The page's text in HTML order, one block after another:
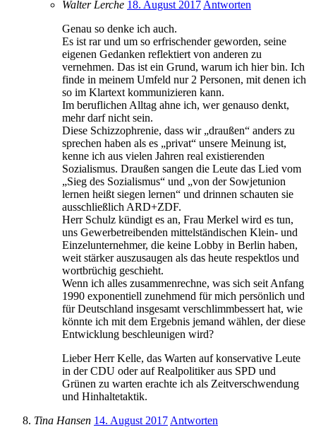
Walter Lerche 18. August 2017 Antworten
Genau so denke ich auch.
Es ist rar und um so erfrischender geworden, seine
eigenen Gedanken reflektiert von anderen zu
vernehmen. Das ist ein Grund, warum ich hier bin. Ich
finde in meinem Umfeld nur 2 Personen, mit denen ich
so im Klartext kommunizieren kann.
Im beruflichen Alltag ahne ich, wer genauso denkt,
mehr darf nicht sein.
Diese Schizzophrenie, dass wir „draußen“ anders zu
sprechen haben als es „privat“ unsere Meinung ist,
kenne ich aus vielen Jahren real existierenden
Sozialismus. Draußen sangen die Leute das Lied vom
„Sieg des Sozialismus“ und „von der Sowjetunion
lernen heißt siegen lernen“ und drinnen schauten sie
ausschließlich ARD+ZDF.
Herr Schulz kündigt es an, Frau Merkel wird es tun,
uns Gewerbetreibenden mittelständischen Klein- und
Einzelunternehmer, die keine Lobby in Berlin haben,
weit stärker auszusaugen als das heute respektlos und
wortbrüchig geschieht.
Wenn ich alles zusammenrechne, was sich seit Anfang
1990 exponentiell zunehmend für mich persönlich und
für Deutschland insgesamt verschlimmbessert hat, wie
könnte ich mit dem Ergebnis jemand wählen, der diese
Entwicklung beschleunigen wird?
Lieber Herr Kelle, das Warten auf konservative Leute
in der CDU oder auf Realpolitiker aus SPD und
Grünen zu warten erachte ich als Zeitverschwendung
und Hinhaltetaktik.
Tina Hansen 14. August 2017 Antworten